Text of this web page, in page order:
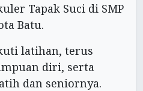
Tapak Suci di SMP
Batu.
latihan, terus
diri, serta
dan seniornya.